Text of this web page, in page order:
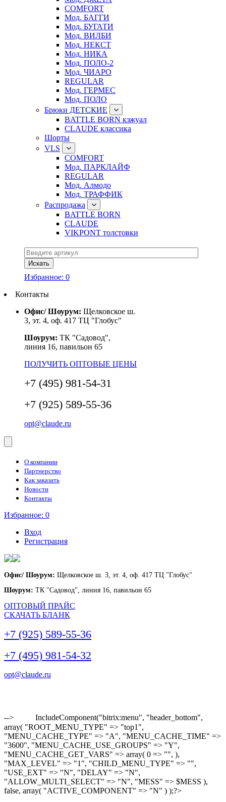
COMFORT
Мод. БАГГИ
Мод. БУГАТИ
Мод. ВИЛБИ
Мод. НЕКСТ
Мод. НИКА
Мод. ПОЛО-2
Мод. ЧИАРО
REGULAR
Мод. ГЕРМЕС
Мод. ПОЛО
Брюки ДЕТСКИЕ
BATTLE BORN кэжуал
CLAUDE классика
Шорты
VLS
COMFORT
Мод. ПАРКЛАЙФ
REGULAR
Мод. Алмодо
Мод. ТРАФФИК
Распродажа
BATTLE BORN
CLAUDE
VIKPONT толстовки
Избранное: 0
Контакты
Офис/ Шоурум: Щелковское ш.
3, эт. 4, оф. 417 ТЦ "Глобус"
Шоурум: ТК "Садовод",
линия 16, павильон 65
ПОЛУЧИТЬ ОПТОВЫЕ ЦЕНЫ
+7 (495) 981-54-31
+7 (925) 589-55-36
opt@claude.ru
О компании
Партнерство
Как заказать
Новости
Контакты
Избранное: 0
Вход
Регистрация
Офис/ Шоурум: Щелковское ш. 3, эт. 4, оф. 417 ТЦ "Глобус"
Шоурум: ТК "Садовод", линия 16, павильон 65
ОПТОВЫЙ ПРАЙС
СКАЧАТЬ БЛАНК
+7 (925) 589-55-36
+7 (495) 981-54-32
opt@claude.ru
-->
IncludeComponent("bitrix:menu", "header_bottom",
array( "ROOT_MENU_TYPE" => "top1",
"MENU_CACHE_TYPE" => "A", "MENU_CACHE_TIME" =>
"3600", "MENU_CACHE_USE_GROUPS" => "Y",
"MENU_CACHE_GET_VARS" => array( 0 => "", ),
"MAX_LEVEL" => "1", "CHILD_MENU_TYPE" => "",
"USE_EXT" => "N", "DELAY" => "N",
"ALLOW_MULTI_SELECT" => "N", "MESS" => $MESS ),
false, array( "ACTIVE_COMPONENT" => "N" ) );?>